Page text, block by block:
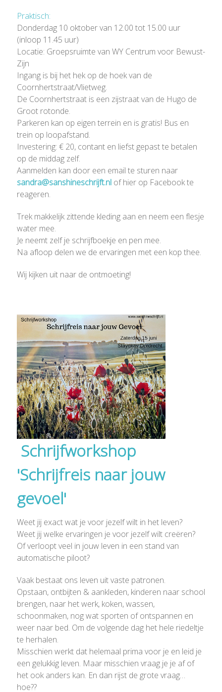
Praktisch:
Donderdag 10 oktober van 12.00 tot 15.00 uur
(inloop 11.45 uur)
Locatie: Groepsruimte van WY Centrum voor Bewust-
Zijn
Ingang is bij het hek op de hoek van de
Coornhertstraat/Vlietweg.
De Coornhertstraat is een zijstraat van de Hugo de
Groot rotonde.
Parkeren kan op eigen terrein en is gratis! Bus en
trein op loopafstand.
Investering: € 20, contant en liefst gepast te betalen
op de middag zelf.
Aanmelden kan door een email te sturen naar
sandra@sanshineschrijft.nl of hier op Facebook te
reageren.
Trek makkelijk zittende kleding aan en neem een flesje
water mee.
Je neemt zelf je schrijfboekje en pen mee.
Na afloop delen we de ervaringen met een kop thee.
Wij kijken uit naar de ontmoeting!
Schrijfworkshop
'Schrijfreis naar jouw
gevoel'
Weet jij exact wat je voor jezelf wilt in het leven?
Weet jij welke ervaringen je voor jezelf wilt creëren?
Of verloopt veel in jouw leven in een stand van
automatische piloot?
Vaak bestaat ons leven uit vaste patronen.
Opstaan, ontbijten & aankleden, kinderen naar school
brengen, naar het werk, koken, wassen,
schoonmaken, nog wat sporten of ontspannen en
weer naar bed. Om de volgende dag het hele riedeltje
te herhalen.
Misschien werkt dat helemaal prima voor je en leid je
een gelukkig leven. Maar misschien vraag je je af of
het ook anders kan. En dan rijst de grote vraag…
hoe??